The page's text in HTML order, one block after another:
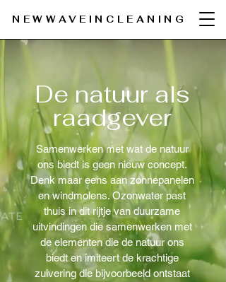
NEWWAVEINCLEANING
De natuur als
raadgever
Samenwerken met wat de natuur
ons biedt is geen nieuw concept.
Denk maar eens aan zonnepanelen
en windmolens. Ozonwater past
thuis in dit rijtje van duurzame
uitvindingen die samenwerken met
de elementen die de natuur ons
biedt en imiteert de krachtige
zuivering die bijvoorbeeld ontstaat